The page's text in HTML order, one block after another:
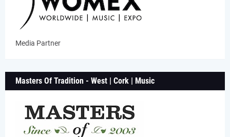
Media Partner
Masters Of Tradition - West | Cork | Music